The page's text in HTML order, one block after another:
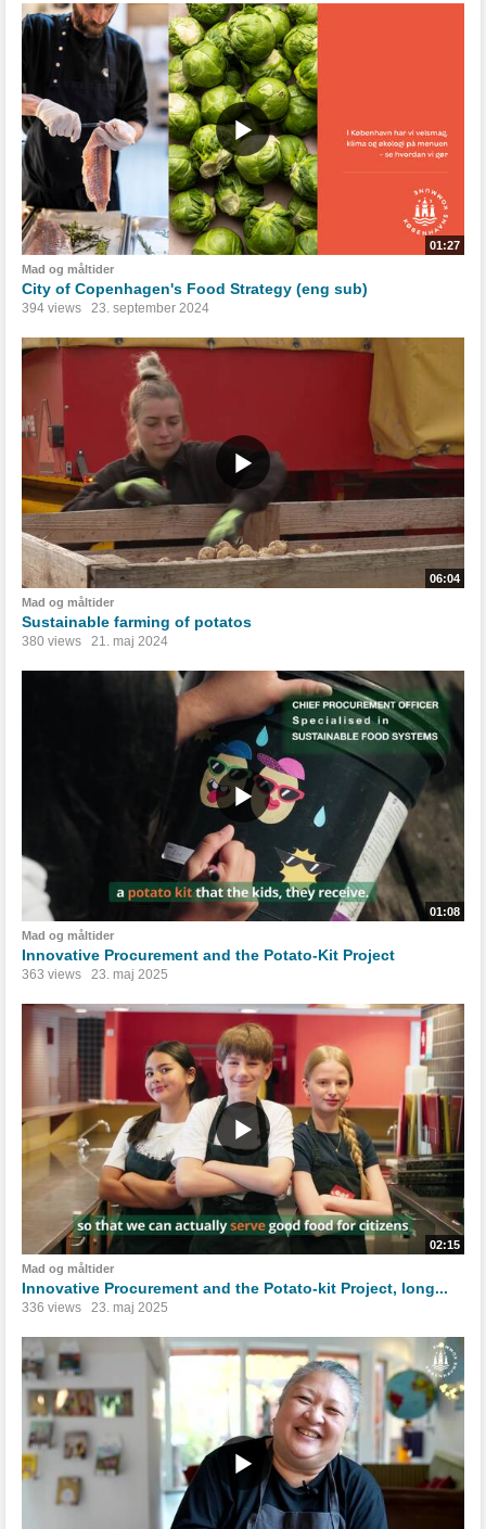
01:27
Mad og måltider
City of Copenhagen's Food Strategy (eng sub)
394 views 23. september 2024
06:04
Mad og måltider
Sustainable farming of potatos
380 views 21. maj 2024
01:08
Mad og måltider
Innovative Procurement and the Potato-Kit Project
363 views 23. maj 2025
02:15
Mad og måltider
Innovative Procurement and the Potato-kit Project, long...
336 views 23. maj 2025